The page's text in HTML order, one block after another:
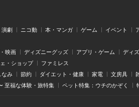
演劇 ニコ動 本・マンガ ゲーム イベント
映画 ディズニーグッズ アプリ・ゲーム ディ
・ショップ ファミレス
なみ 節約 ダイエット・健康 家電 文房具
至福な体験・旅特集 ペット特集：ウチのかぞく